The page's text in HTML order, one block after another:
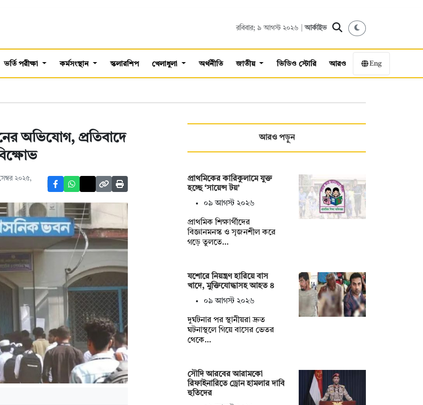
রবিবার; ৯ আগস্ট ২০২৬ |আর্কাইভ
ভর্তি পরীক্ষা কর্মসংস্থান স্কলারশিপ খেলাধুলা অর্থনীতি জাতীয় ভিডিও স্টোরি আরও Eng
অভিযোগ, প্রতিবাদে
২০২৫,
আরও পড়ুন
প্রাথমিকের কারিকুলামে যুক্ত
হচ্ছে ‘সায়েন্স টয়’
০৯ আগস্ট ২০২৬
প্রাথমিক শিক্ষার্থীদের
বিজ্ঞানমনস্ক ও সৃজনশীল করে
গড়ে তুলতে…
যশোরে নিয়ন্ত্রণ হারিয়ে বাস
খাদে, মুক্তিযোদ্ধাসহ আহত ৪
০৯ আগস্ট ২০২৬
দুর্ঘটনার পর স্থানীয়রা দ্রুত
ঘটনাস্থলে গিয়ে বাসের ভেতর
থেকে…
সৌদি আরবের আরামকো
রিফাইনারিতে ড্রোন হামলার দাবি
হুতিদের